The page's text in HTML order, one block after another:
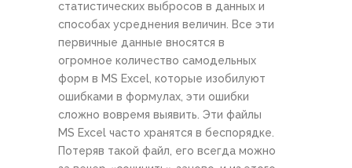
статистических выбросов в данных и
способах усреднения величин. Все эти
первичные данные вносятся в
огромное количество самодельных
форм в MS Excel, которые изобилуют
ошибками в формулах, эти ошибки
сложно вовремя выявить. Эти файлы
MS Excel часто хранятся в беспорядке.
Потеряв такой файл, его всегда можно